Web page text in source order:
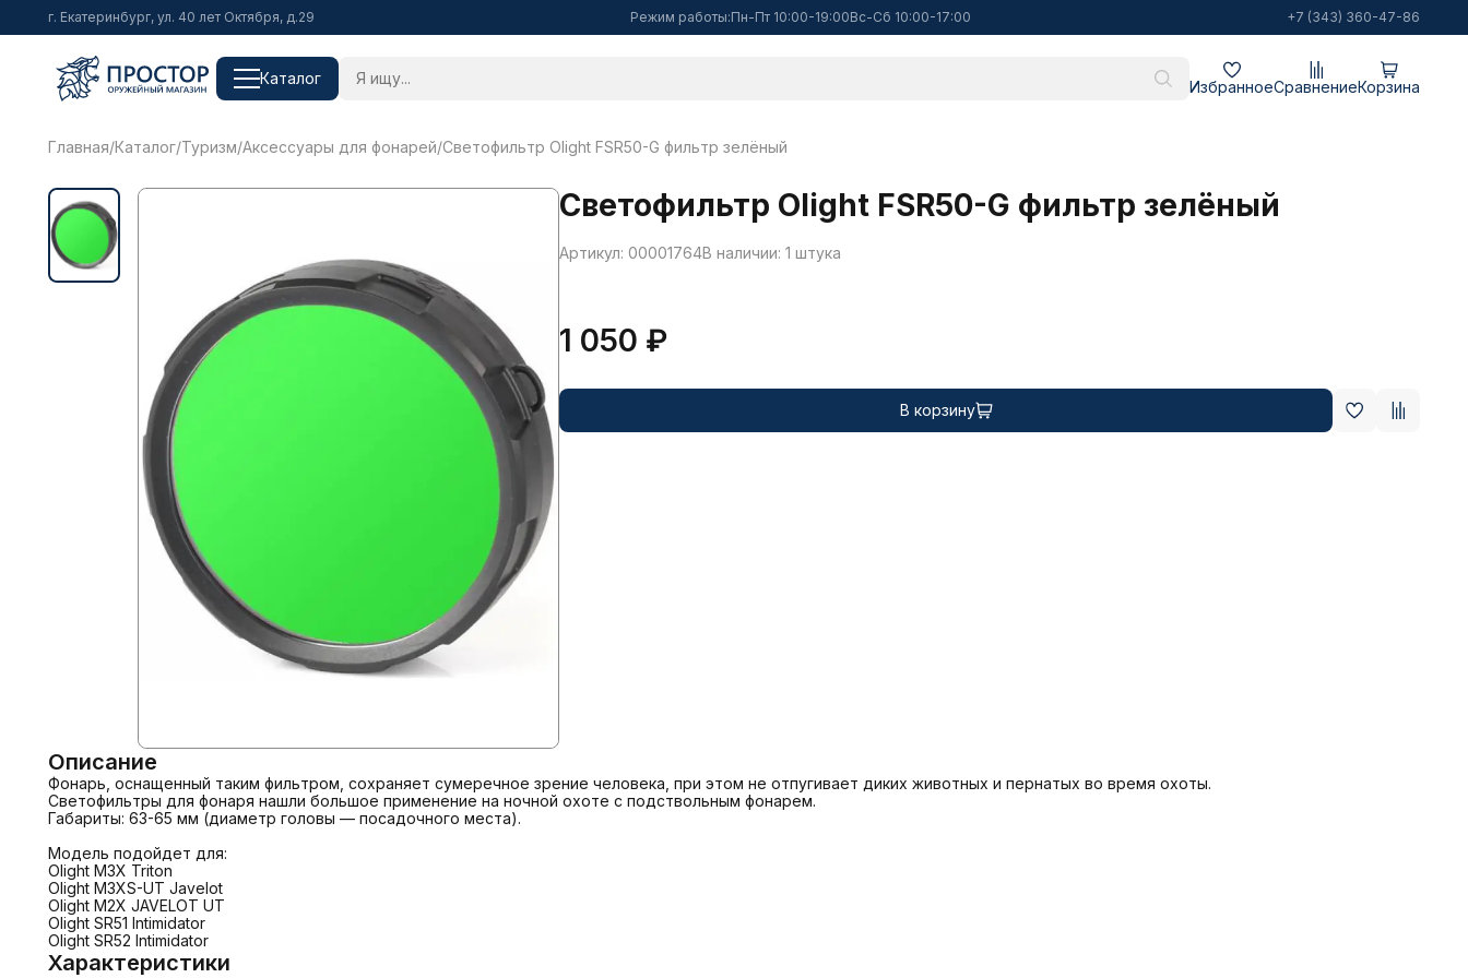
г. Екатеринбург, ул. 40 лет Октября, д.29 Режим работы:Пн-Пт 10:00-19:00Вс-Сб 10:00-17:00 +7 (343) 360-47-86
Каталог ИзбранноеСравнениеКорзина
Главная/Каталог/Туризм/Аксессуары для фонарей/Светофильтр Olight FSR50-G фильтр зелёный
Светофильтр Olight FSR50-G фильтр зелёный
Артикул: 00001764В наличии: 1 штука
1 050 ₽
В корзину
Описание
Фонарь, оснащенный таким фильтром, сохраняет сумеречное зрение человека, при этом не отпугивает диких животных и пернатых во время охоты.
Светофильтры для фонаря нашли большое применение на ночной охоте с подствольным фонарем.
Габариты: 63-65 мм (диаметр головы — посадочного места).
Модель подойдет для:
Olight M3X Triton
Olight M3XS-UT Javelot
Olight M2X JAVELOT UT
Olight SR51 Intimidator
Olight SR52 Intimidator
Характеристики